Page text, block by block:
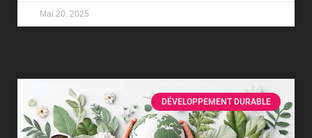
Mai 20, 2025
DÉVELOPPEMENT DURABLE